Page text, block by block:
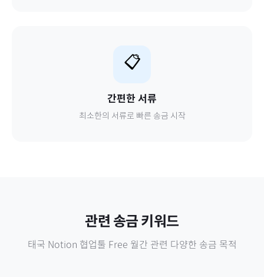
📋
간편한 서류
최소한의 서류로 빠른 송금 시작
관련 송금 키워드
태국 Notion 협업툴 Free 월간 관련 다양한 송금 목적